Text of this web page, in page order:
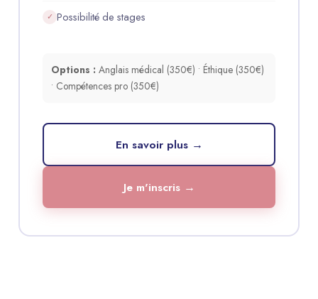
✓ Possibilité de stages
Options : Anglais médical (350€) • Éthique (350€)
• Compétences pro (350€)
En savoir plus →
Je m'inscris →